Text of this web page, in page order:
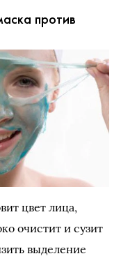
против
цвет лица,
очистит и сузит
выделение